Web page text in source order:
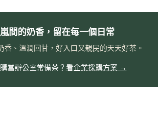
間的奶香，留在每一個日常
香、溫潤回甘，好入口又親民的天天好茶。
當辦公室常備茶？ 看企業採購方案 →